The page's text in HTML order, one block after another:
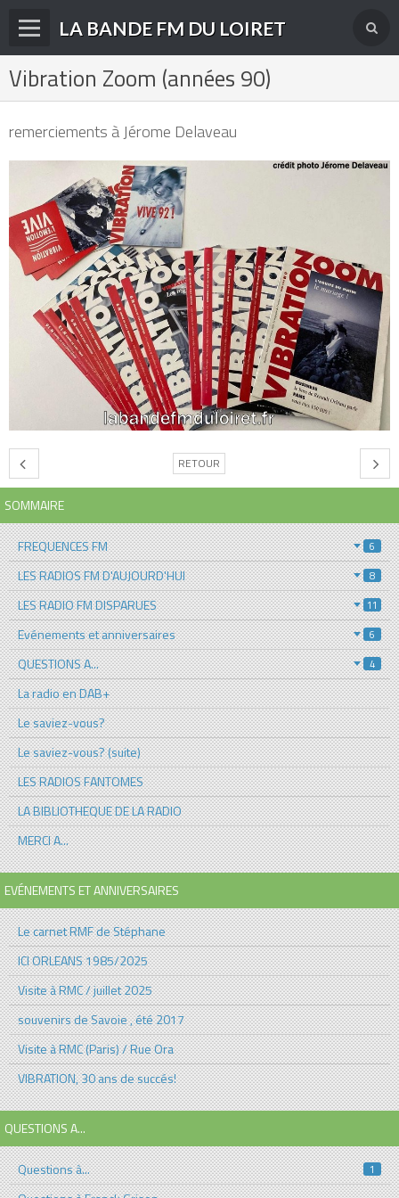
LA BANDE FM DU LOIRET
Accueil
radios actuelles
La radio en DAB+
archives
derniéres infos
Livre d'or du site
Vibration Zoom (années 90)
remerciements à Jérome Delaveau
RETOUR
SOMMAIRE
FREQUENCES FM 6
LES RADIOS FM D'AUJOURD'HUI 8
LES RADIO FM DISPARUES 11
Evénements et anniversaires 6
QUESTIONS A... 4
La radio en DAB+
Le saviez-vous?
Le saviez-vous? (suite)
LES RADIOS FANTOMES
LA BIBLIOTHEQUE DE LA RADIO
MERCI A...
EVÉNEMENTS ET ANNIVERSAIRES
Le carnet RMF de Stéphane
ICI ORLEANS 1985/2025
Visite à RMC / juillet 2025
souvenirs de Savoie , été 2017
Visite à RMC (Paris) / Rue Ora
VIBRATION, 30 ans de succés!
QUESTIONS A...
Questions à... 1